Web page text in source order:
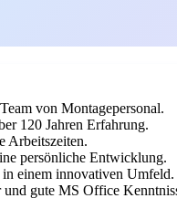
von Montagepersonal.
120 Jahren Erfahrung.
Arbeitszeiten.
persönliche Entwicklung.
einem innovativen Umfeld.
gute MS Office